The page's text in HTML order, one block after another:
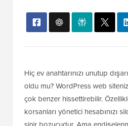
Hiç ev anahtarınızı unutup
oldu mu? WordPress web
çok benzer hissettirebilir.
korsanları yönetici hesabınızı